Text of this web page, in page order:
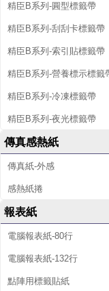
精臣B系列-圓型標籤帶
精臣B系列-刮刮卡標籤帶
精臣B系列-索引貼標籤帶
精臣B系列-營養標示標籤
精臣B系列-冷凍標籤帶
精臣B系列-夜光標籤帶
傳真感熱紙
傳真紙-外感
感熱紙捲
報表紙
電腦報表紙-80行
電腦報表紙-132行
點陣用標籤貼紙